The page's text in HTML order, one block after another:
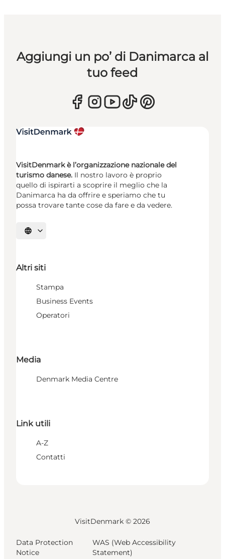
Aggiungi un po’ di Danimarca al
tuo feed
VisitDenmark è l’organizzazione nazionale del
turismo danese. Il nostro lavoro è proprio
quello di ispirarti a scoprire il meglio che la
Danimarca ha da offrire e speriamo che tu
possa trovare tante cose da fare e da vedere.
Seleziona la lingua
Altri siti
Stampa
Business Events
Operatori
Media
Denmark Media Centre
Link utili
A-Z
Contatti
VisitDenmark © 2026
Data Protection
Notice
WAS (Web Accessibility
Statement)